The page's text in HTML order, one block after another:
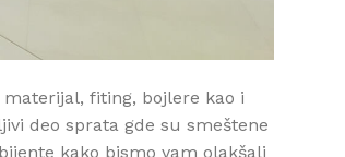
fiting, bojlere kao i
deo sprata gde su smeštene
kako bismo vam olakšali